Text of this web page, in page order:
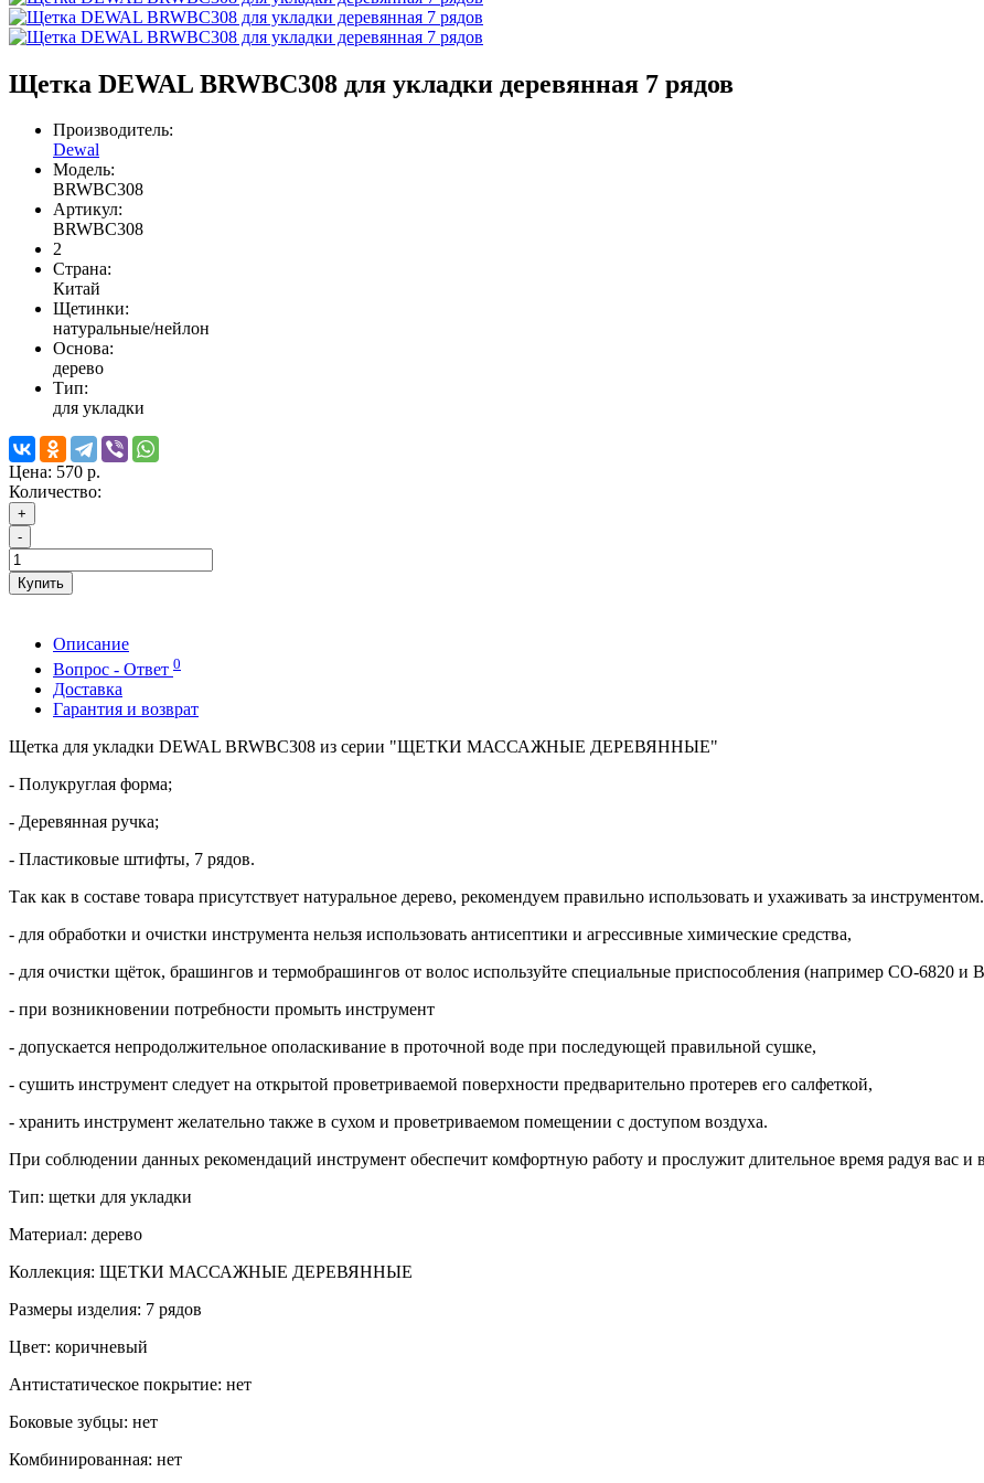
Щетка DEWAL BRWBC308 для укладки деревянная 7 рядов
Производитель:
Dewal
Модель:
BRWBC308
Артикул:
BRWBC308
2
Страна:
Китай
Щетинки:
натуральные/нейлон
Основа:
дерево
Тип:
для укладки
Цена: 570 р.
Количество:
+
-
Купить
Описание
Вопрос - Ответ 0
Доставка
Гарантия и возврат
Щетка для укладки DEWAL BRWBC308 из серии "ЩЕТКИ МАССАЖНЫЕ ДЕРЕВЯННЫЕ"
- Полукруглая форма;
- Деревянная ручка;
- Пластиковые штифты, 7 рядов.
Так как в составе товара присутствует натуральное дерево, рекомендуем правильно использовать и ухаживать за инструментом.
- для обработки и очистки инструмента нельзя использовать антисептики и агрессивные химические средства,
- для очистки щёток, брашингов и термобрашингов от волос используйте специальные приспособления (например CO-6820 и
- при возникновении потребности промыть инструмент
- допускается непродолжительное ополаскивание в проточной воде при последующей правильной сушке,
- сушить инструмент следует на открытой проветриваемой поверхности предварительно протерев его салфеткой,
- хранить инструмент желательно также в сухом и проветриваемом помещении с доступом воздуха.
При соблюдении данных рекомендаций инструмент обеспечит комфортную работу и прослужит длительное время радуя вас и
Тип: щетки для укладки
Материал: дерево
Коллекция: ЩЕТКИ МАССАЖНЫЕ ДЕРЕВЯННЫЕ
Размеры изделия: 7 рядов
Цвет: коричневый
Антистатическое покрытие: нет
Боковые зубцы: нет
Комбинированная: нет